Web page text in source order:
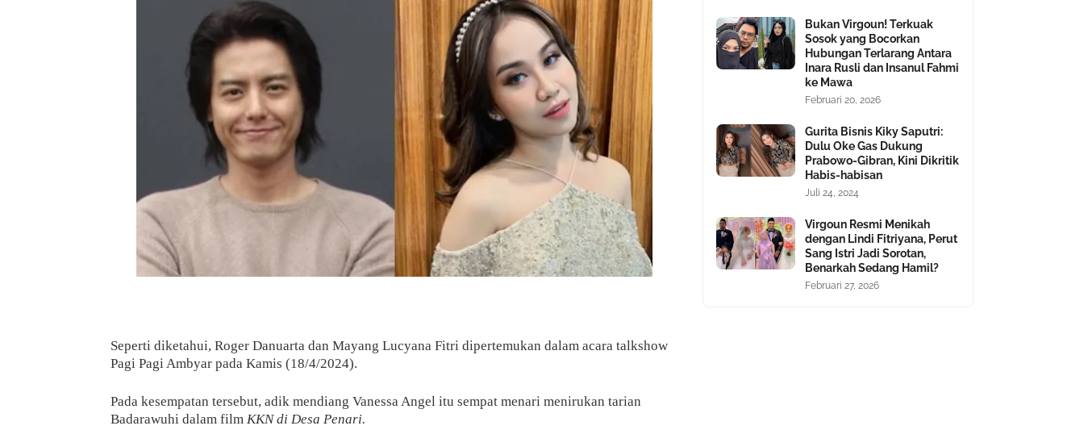
Seperti diketahui, Roger Danuarta dan Mayang Lucyana Fitri dipertemukan dalam acara talkshow
Pagi Pagi Ambyar pada Kamis (18/4/2024).
Pada kesempatan tersebut, adik mendiang Vanessa Angel itu sempat menari menirukan tarian
Badarawuhi dalam film KKN di Desa Penari.
Bukan Virgoun! Terkuak
Sosok yang Bocorkan
Hubungan Terlarang Antara
Inara Rusli dan Insanul Fahmi
ke Mawa
Februari 20, 2026
Gurita Bisnis Kiky Saputri:
Dulu Oke Gas Dukung
Prabowo-Gibran, Kini Dikritik
Habis-habisan
Juli 24, 2024
Virgoun Resmi Menikah
dengan Lindi Fitriyana, Perut
Sang Istri Jadi Sorotan,
Benarkah Sedang Hamil?
Februari 27, 2026